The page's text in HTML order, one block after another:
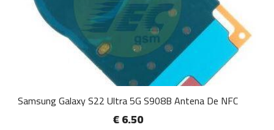
Samsung Galaxy S22 Ultra 5G S908B Antena De NFC
€ 6.50